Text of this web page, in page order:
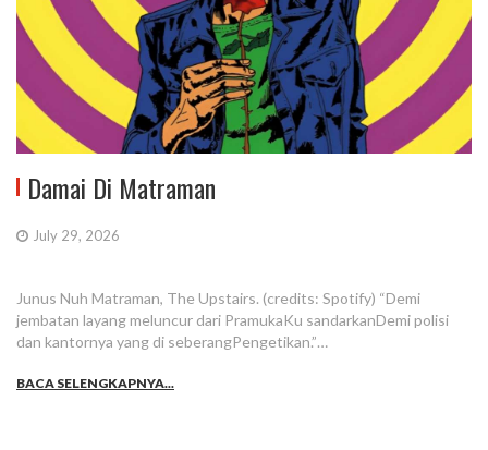
Damai Di Matraman
July 29, 2026
Junus Nuh Matraman, The Upstairs. (credits: Spotify) “Demi
jembatan layang meluncur dari PramukaKu sandarkanDemi polisi
dan kantornya yang di seberangPengetikan.”…
BACA SELENGKAPNYA...